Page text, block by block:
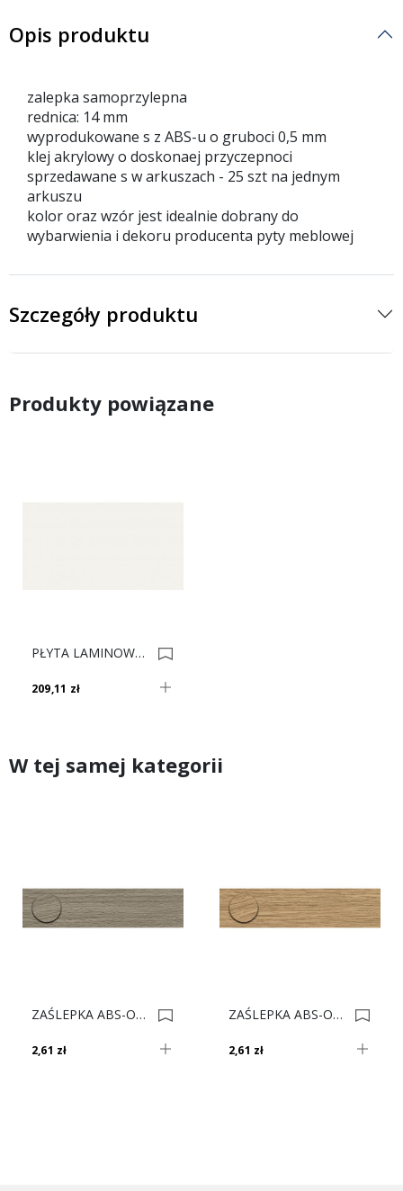
Opis produktu
zalepka samoprzylepna
rednica: 14 mm
wyprodukowane s z ABS-u o gruboci 0,5 mm
klej akrylowy o doskonaej przyczepnoci
sprzedawane s w arkuszach - 25 szt na jednym
arkuszu
kolor oraz wzór jest idealnie dobrany do
wybarwienia i dekoru producenta pyty meblowej
Szczegóły produktu
Produkty powiązane
PŁYTA LAMINOWANA BIAŁA ALASKA U8681 SM 0007595-0006935
209,11 zł
W tej samej kategorii
ZAŚLEPKA ABS-OW 3809 Buk Wiedeń *** 0005970
2,61 zł
ZAŚLEPKA ABS-OW 3798 Dąb Londyn 0010260
2,61 zł